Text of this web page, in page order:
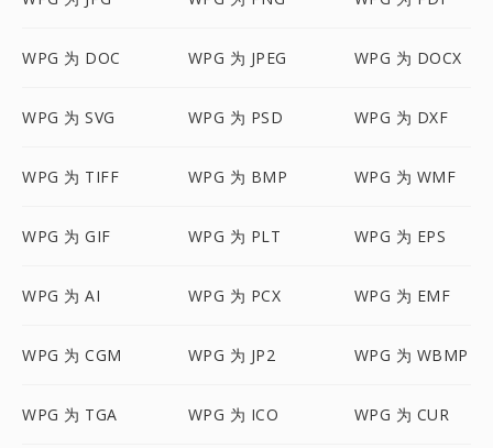
WPG 为 DOC WPG 为 JPEG WPG 为 DOCX
WPG 为 SVG WPG 为 PSD WPG 为 DXF
WPG 为 TIFF WPG 为 BMP WPG 为 WMF
WPG 为 GIF WPG 为 PLT WPG 为 EPS
WPG 为 AI WPG 为 PCX WPG 为 EMF
WPG 为 CGM WPG 为 JP2 WPG 为 WBMP
WPG 为 TGA WPG 为 ICO WPG 为 CUR